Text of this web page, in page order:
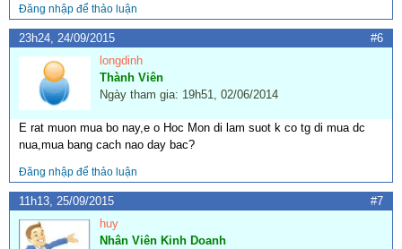
Đăng nhập để thảo luận
23h24, 24/09/2015
#6
longdinh
Thành Viên
Ngày tham gia: 19h51, 02/06/2014
E rat muon mua bo nay,e o Hoc Mon di lam suot k co tg di mua dc
nua,mua bang cach nao day bac?
Đăng nhập để thảo luận
11h13, 25/09/2015
#7
huy
Nhân Viên Kinh Doanh